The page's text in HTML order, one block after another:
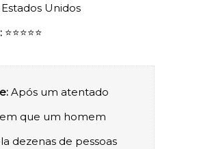
Estados Unidos
⭐⭐⭐⭐⭐
Após um atentado
que um homem
dezenas de pessoas